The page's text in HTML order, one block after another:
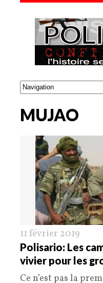
MUJAO
11 février 2019
Polisario: Les
vivier pour les
Ce n’est pas la